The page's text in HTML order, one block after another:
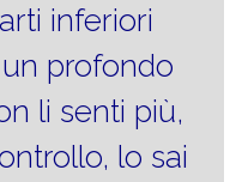
inferiori
profondo
li senti più,
lo sai